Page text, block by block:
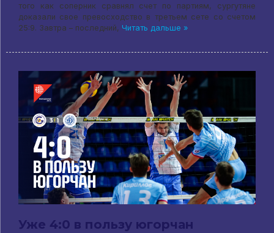
того как соперник сравнял счет по партиям, сургутяне
доказали свое превосходство в третьем сете со счетом
25:9. Завтра – последний, Читать дальше »
Уже 4:0 в пользу югорчан